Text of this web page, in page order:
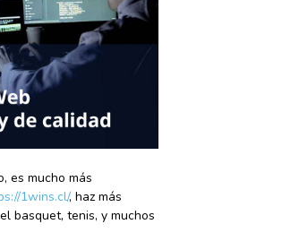
es mucho más
1wins.cl/, haz más
basquet, tenis, y muchos